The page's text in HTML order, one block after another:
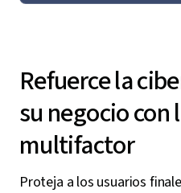
Refuerce la
su negocio
multifactor
Proteja a los usuarios